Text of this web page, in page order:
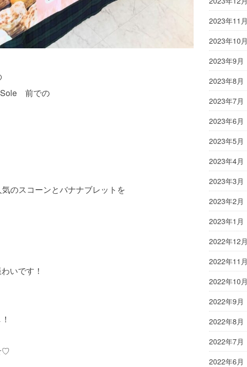
Sole 前での
のスコーンとバナナブレットを
いです！
♡
2023年11月
2023年10月
2023年9月
2023年8月
2023年7月
2023年6月
2023年5月
2023年4月
2023年3月
2023年2月
2023年1月
2022年12月
2022年11月
2022年10月
2022年9月
2022年8月
2022年7月
2022年6月